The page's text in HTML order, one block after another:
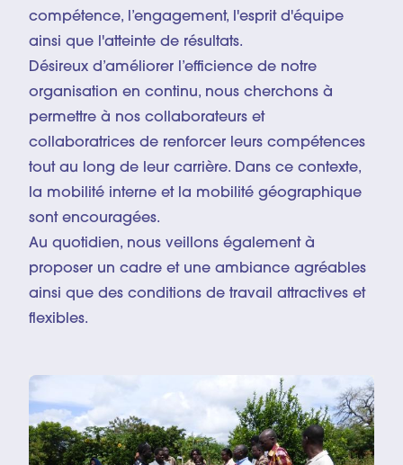
compétence, l’engagement, l'esprit d'équipe
ainsi que l'atteinte de résultats.
Désireux d’améliorer l’efficience de notre
organisation en continu, nous cherchons à
permettre à nos collaborateurs et
collaboratrices de renforcer leurs compétences
tout au long de leur carrière. Dans ce contexte,
la mobilité interne et la mobilité géographique
sont encouragées.
Au quotidien, nous veillons également à
proposer un cadre et une ambiance agréables
ainsi que des conditions de travail attractives et
flexibles.